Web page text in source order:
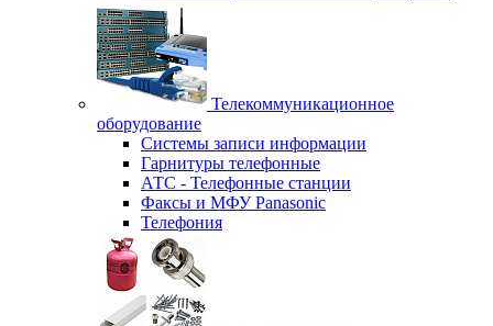
Телекоммуникационное
оборудование
Системы записи информации
Гарнитуры телефонные
АТС - Телефонные станции
Факсы и МФУ Panasonic
Телефония